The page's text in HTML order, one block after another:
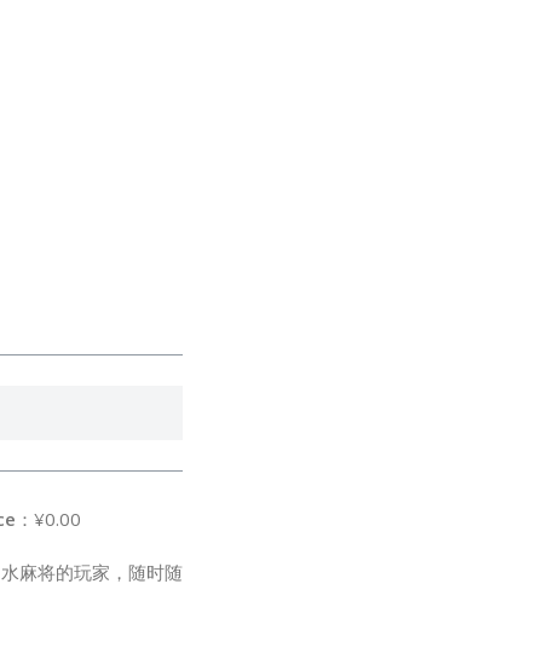
：¥0.00
麻将的玩家，随时随